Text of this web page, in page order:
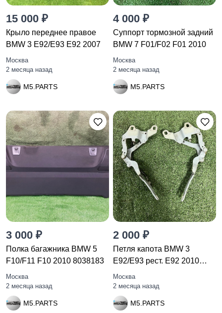
15 000 ₽
Крыло переднее правое
BMW 3 E92/E93 E92 2007
Москва
2 месяца назад
M5.PARTS
4 000 ₽
Суппорт тормозной задний
BMW 7 F01/F02 F01 2010
Москва
2 месяца назад
M5.PARTS
3 000 ₽
Полка багажника BMW 5
F10/F11 F10 2010 8038183
Москва
2 месяца назад
M5.PARTS
2 000 ₽
Петля капота BMW 3
E92/E93 рест. E92 2010
7115263
Москва
2 месяца назад
M5.PARTS